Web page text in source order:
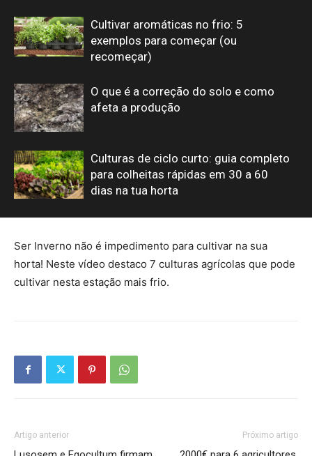
Cultivar aromáticas no frio: 5
exemplos para começar (ou
recomeçar)
O que é a correção do solo e como
afeta a produção
Culturas de ciclo curto: guia completo
para colheitas rápidas em 30 a 60
dias na tua horta
Ser Inverno não é impedimento para cultivar na sua
horta! Neste vídeo destaco 7 culturas agrícolas que pode
cultivar nesta estação mais frio.
Artigo anterior Próximo artigo